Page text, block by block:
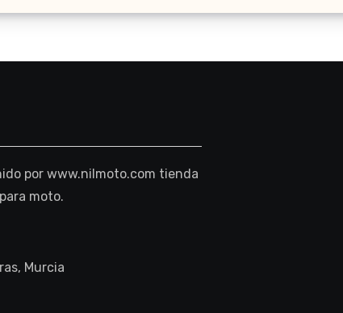
por www.nilmoto.com tienda
moto.
Murcia